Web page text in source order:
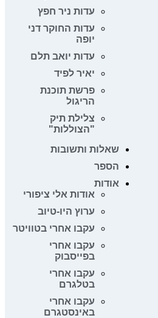
עדות ניר חפץ
עדות החוקר דני
יופה
עדות יואב תלם
יאיר לפיד
פרשת תוכנת
הריגול
צלילת תיק
"הצוללות"
שאלות ותשובות
הספר
אודות
אודות אלי ציפורי
ערוץ היו-טיוב
עקבו אחרי בטוויטר
עקבו אחרי
בפייסבוק
עקבו אחרי
בטלגרם
עקבו אחרי
באינסטגרם